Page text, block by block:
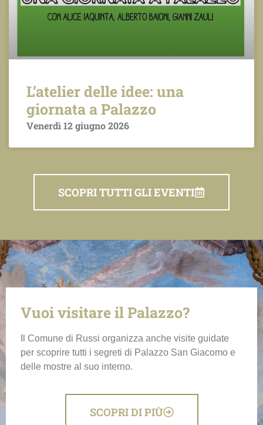
L’atelier delle idee: una
giornata a Palazzo
Venerdì 12 giugno 2026
SCOPRI TUTTI GLI EVENTI
Vuoi visitare il Palazzo?
Il Comune di Russi organizza anche visite guidate
per scoprire tutti i segreti di Palazzo San Giacomo e
delle mostre al suo interno.
SCOPRI DI PIÙ